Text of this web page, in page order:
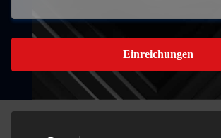
Einreichungen